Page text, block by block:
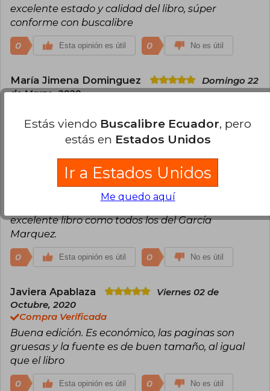
Todos los cuentos, y, como si el destino literario
se negara a cerrarle el telón, en 2024 vio la luz su
novela póstuma e inédita En agosto nos vemos.
excelente estado y calidad del libro, súper
conforme con buscalibre
0 Esta opinión es útil 0 No es útil
María Jimena Dominguez
Domingo 22
de Marzo, 2020
hermoso ejemplar
Esta opinión es útil 0 No es útil
Doclovato@Arnet.com.ar
Miércoles 23
de Septiembre, 2020
Compra Verificada
excelente libro como todos los del García
Marquez.
0 Esta opinión es útil 0 No es útil
Javiera Apablaza
Viernes 02 de
Octubre, 2020
Compra Verificada
Buena edición. Es económico, las paginas son
gruesas y la fuente es de buen tamaño, al igual
que el libro
0 Esta opinión es útil 0 No es útil
Estás viendo Buscalibre Ecuador, pero
estás en Estados Unidos
Ir a Estados Unidos
Me quedo aquí